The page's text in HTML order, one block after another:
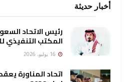
أخبار حديثة
رئيس الاتحاد
المكتب التنفيذي
اتحاد المناورة